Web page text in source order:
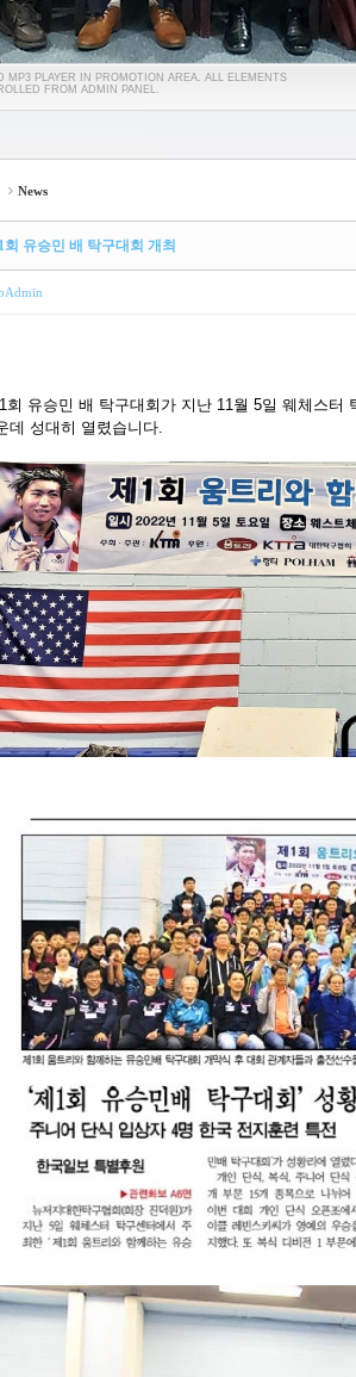
PLAYER IN PROMOTION AREA. ALL ELEMENTS
FROM ADMIN PANEL.
News
회 유승민 배 탁구대회 개최
회 유승민 배 탁구대회가 지난 11월 5일 웨체스터
데 성대히 열렸습니다.